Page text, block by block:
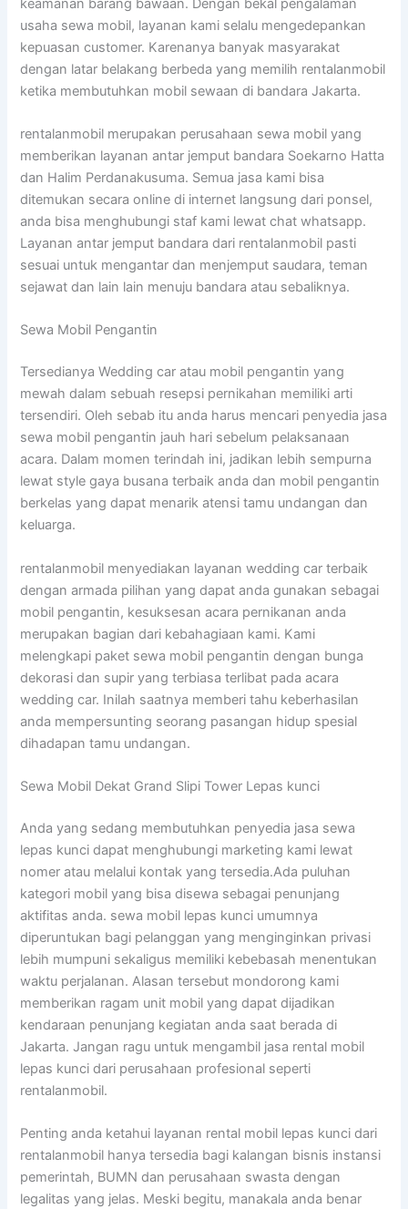
keamanan barang bawaan. Dengan bekal pengalaman
usaha sewa mobil, layanan kami selalu mengedepankan
kepuasan customer. Karenanya banyak masyarakat
dengan latar belakang berbeda yang memilih rentalanmobil
ketika membutuhkan mobil sewaan di bandara Jakarta.
rentalanmobil merupakan perusahaan sewa mobil yang
memberikan layanan antar jemput bandara Soekarno Hatta
dan Halim Perdanakusuma. Semua jasa kami bisa
ditemukan secara online di internet langsung dari ponsel,
anda bisa menghubungi staf kami lewat chat whatsapp.
Layanan antar jemput bandara dari rentalanmobil pasti
sesuai untuk mengantar dan menjemput saudara, teman
sejawat dan lain lain menuju bandara atau sebaliknya.
Sewa Mobil Pengantin
Tersedianya Wedding car atau mobil pengantin yang
mewah dalam sebuah resepsi pernikahan memiliki arti
tersendiri. Oleh sebab itu anda harus mencari penyedia jasa
sewa mobil pengantin jauh hari sebelum pelaksanaan
acara. Dalam momen terindah ini, jadikan lebih sempurna
lewat style gaya busana terbaik anda dan mobil pengantin
berkelas yang dapat menarik atensi tamu undangan dan
keluarga.
rentalanmobil menyediakan layanan wedding car terbaik
dengan armada pilihan yang dapat anda gunakan sebagai
mobil pengantin, kesuksesan acara pernikanan anda
merupakan bagian dari kebahagiaan kami. Kami
melengkapi paket sewa mobil pengantin dengan bunga
dekorasi dan supir yang terbiasa terlibat pada acara
wedding car. Inilah saatnya memberi tahu keberhasilan
anda mempersunting seorang pasangan hidup spesial
dihadapan tamu undangan.
Sewa Mobil Dekat Grand Slipi Tower Lepas kunci
Anda yang sedang membutuhkan penyedia jasa sewa
lepas kunci dapat menghubungi marketing kami lewat
nomer atau melalui kontak yang tersedia.Ada puluhan
kategori mobil yang bisa disewa sebagai penunjang
aktifitas anda. sewa mobil lepas kunci umumnya
diperuntukan bagi pelanggan yang menginginkan privasi
lebih mumpuni sekaligus memiliki kebebasah menentukan
waktu perjalanan. Alasan tersebut mondorong kami
memberikan ragam unit mobil yang dapat dijadikan
kendaraan penunjang kegiatan anda saat berada di
Jakarta. Jangan ragu untuk mengambil jasa rental mobil
lepas kunci dari perusahaan profesional seperti
rentalanmobil.
Penting anda ketahui layanan rental mobil lepas kunci dari
rentalanmobil hanya tersedia bagi kalangan bisnis instansi
pemerintah, BUMN dan perusahaan swasta dengan
legalitas yang jelas. Meski begitu, manakala anda benar